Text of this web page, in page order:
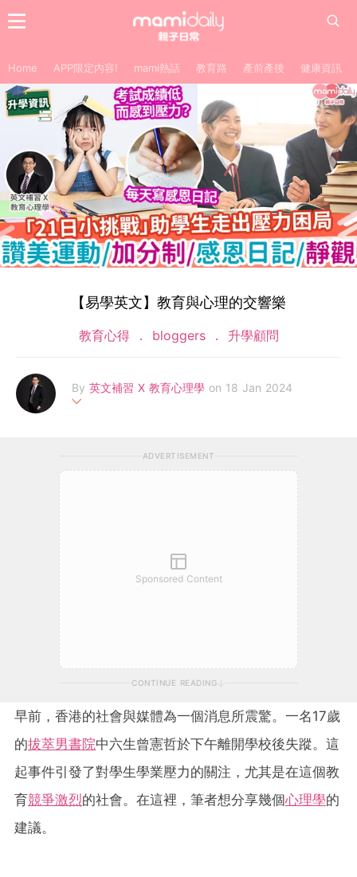
Home APP限定內容! mami熱話 教育路 產前產後 健康資訊
【易學英文】教育與心理的交響樂
教育心得 bloggers 升學顧問
By 英文補習 X 教育心理學 on 18 Jan 2024
但無礙成為一位優秀的補習老師。於短短8年間，已經幫超過1000
名同學於英文上取得好成績
ADVERTISEMENT
Sponsored Content
CONTINUE READING
早前，香港的社會與媒體為一個消息所震驚。一名17歲
的拔萃男書院中六生曾憲哲於下午離開學校後失蹤。這
起事件引發了對學生學業壓力的關注，尤其是在這個教
育競爭激烈的社會。在這裡，筆者想分享幾個心理學的
建議。